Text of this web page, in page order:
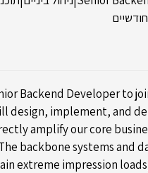
Backend Developer to
design, implement, and
amplify our core
backbone systems and
extreme impression